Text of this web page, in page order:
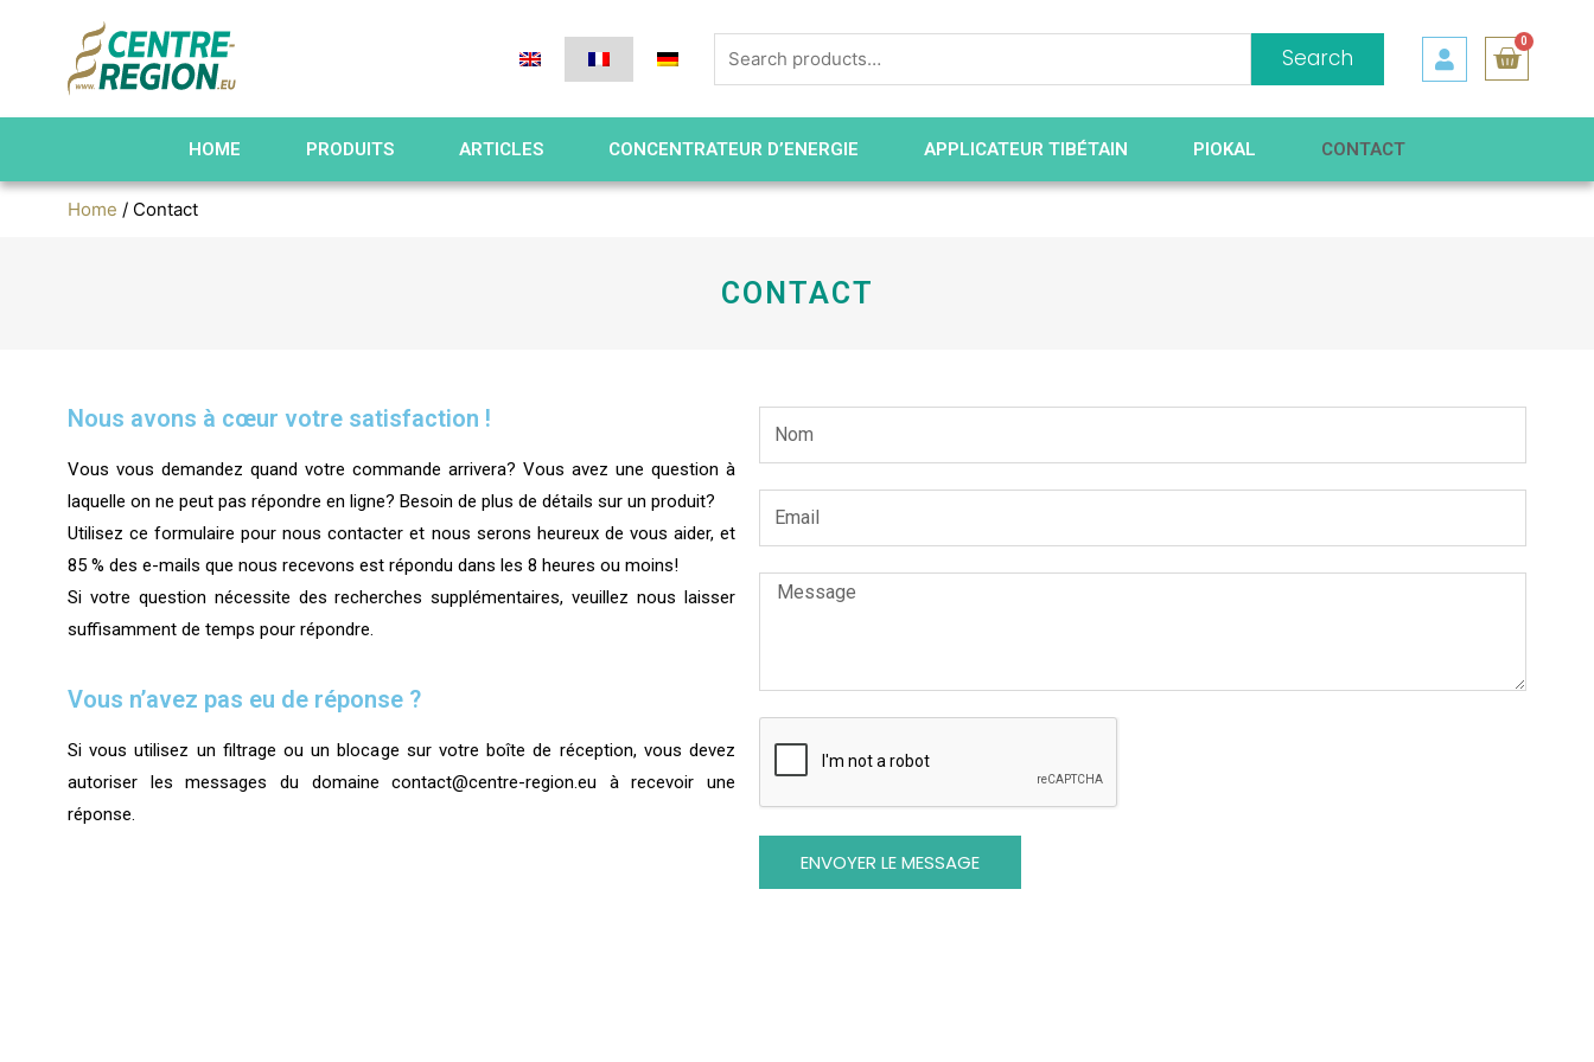
Search
0
HOME PRODUITS ARTICLES CONCENTRATEUR D’ENERGIE APPLICATEUR TIBÉTAIN PIOKAL CONTACT
Home / Contact
CONTACT
Nous avons à cœur votre satisfaction !
Vous vous demandez quand votre commande arrivera? Vous avez une question à
laquelle on ne peut pas répondre en ligne? Besoin de plus de détails sur un produit?
Utilisez ce formulaire pour nous contacter et nous serons heureux de vous aider, et
85 % des e-mails que nous recevons est répondu dans les 8 heures ou moins!
Si votre question nécessite des recherches supplémentaires, veuillez nous laisser
suffisamment de temps pour répondre.
Vous n’avez pas eu de réponse ?
Si vous utilisez un filtrage ou un blocage sur votre boîte de réception, vous devez
autoriser les messages du domaine contact@centre-region.eu à recevoir une
réponse.
ENVOYER LE MESSAGE